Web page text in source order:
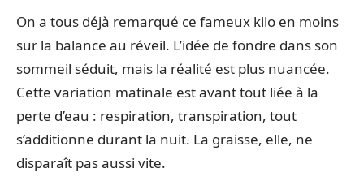
On a tous déjà remarqué ce fameux kilo en moins
sur la balance au réveil. L’idée de fondre dans son
sommeil séduit, mais la réalité est plus nuancée.
Cette variation matinale est avant tout liée à la
perte d’eau : respiration, transpiration, tout
s’additionne durant la nuit. La graisse, elle, ne
disparaît pas aussi vite.